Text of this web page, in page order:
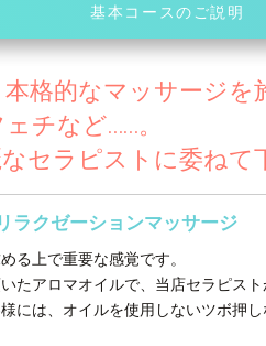
基本コースのご説明
格的なマッサージを
チなど……。
セラピストに委ねて
ラクゼーションマッサージ
る上で重要な感覚です。
たアロマオイルで、当店セラピスト
には、オイルを使用しないツボ押